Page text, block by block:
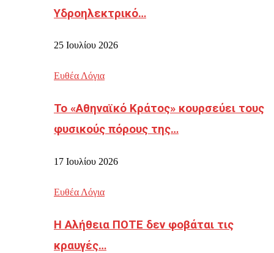
Υδροηλεκτρικό…
25 Ιουλίου 2026
Ευθέα Λόγια
Το «Αθηναϊκό Κράτος» κουρσεύει τους
φυσικούς πόρους της…
17 Ιουλίου 2026
Ευθέα Λόγια
Η Αλήθεια ΠΟΤΕ δεν φοβάται τις
κραυγές…